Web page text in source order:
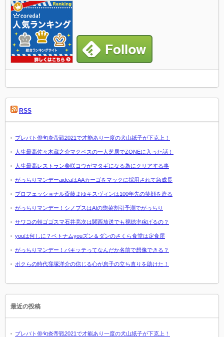
RSS
プレバト俳句炎帝戦2021で才能あり一度の犬山紙子が下克上！
人生最高佐々木蔵之介マクベスの一人芝居でZONEに入った話！
人生最高レストラン柴咲コウがマタギになる為にクリアする事
がっちりマンデーaideaはAAカーゴをマックに採用されて急成長
プロフェッショナル斎藤まゆキスヴィンは100年先の笑顔を造る
がっちりマンデー！シノプスはAIの惣菜割引予測でがっちり
サワコの朝ゴゴスマ石井亮次は関西放送でも視聴率稼げるの？
youは何しに？ベトナムyouズン＆ダンのさくら食堂は定食屋
がっちりマンデー！パキッテってなんだか名前で想像できる？
ボクらの時代窪塚洋介の信じる心が息子の立ち直りを助けた！
最近の投稿
プレバト俳句炎帝戦2021で才能あり一度の犬山紙子が下克上！